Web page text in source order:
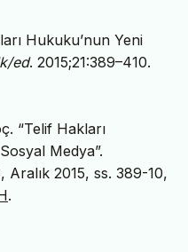
Hukuku’nun Yeni
ed. 2015;21:389–410.
“Telif Hakları
Medya”.
Aralık 2015, ss. 389-10,
.